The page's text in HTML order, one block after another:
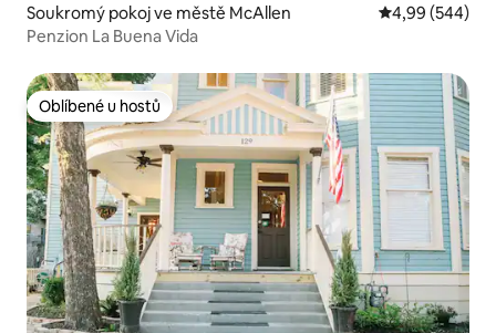
Soukromý pokoj ve městě McAllen Průměrné
4,99 (544)
Penzion La Buena Vida
Oblíbené u hostů
Oblíbené u hostů